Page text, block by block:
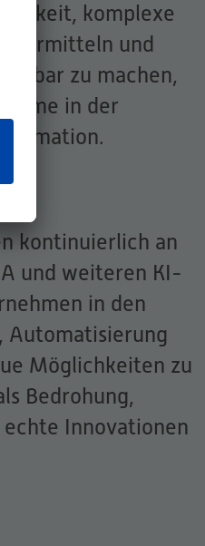
komplexe
vermitteln und
zu machen,
in der
kontinuierlich an
und weiteren KI-
in den
Automatisierung
Möglichkeiten zu
Bedrohung,
echte Innovationen